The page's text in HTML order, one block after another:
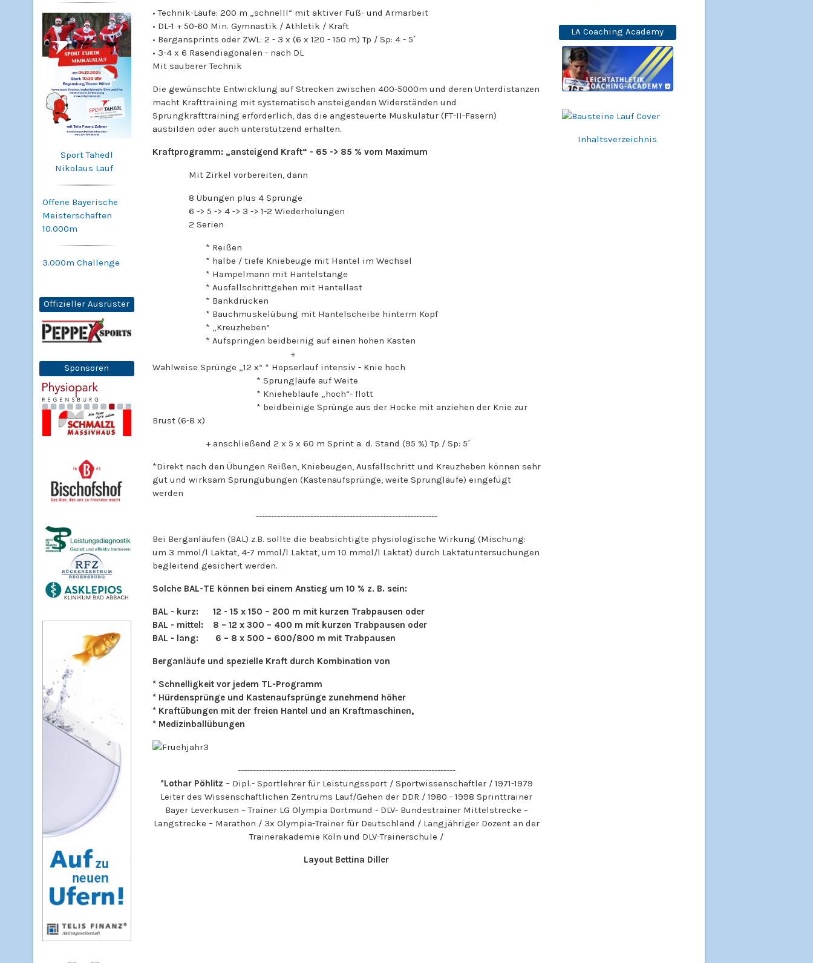
Sport Tahedl
Nikolaus Lauf
Offene Bayerische
Meisterschaften
10.000m
3.000m Challenge
Offizieller Ausrüster
Sponsoren
• Technik-Läufe: 200 m „schnelll“ mit aktiver Fuß- und Armarbeit
• DL-1 + 50-60 Min. Gymnastik / Athletik / Kraft
• Bergansprints oder ZWL: 2 - 3 x (6 x 120 - 150 m) Tp / Sp: 4 - 5´
• 3-4 x 6 Rasendiagonalen - nach DL
Mit sauberer Technik
Die gewünschte Entwicklung auf Strecken zwischen 400-5000m und deren Unterdistanzen
macht Krafttraining mit systematisch ansteigenden Widerständen und
Sprungkrafttraining erforderlich, das die angesteuerte Muskulatur (FT-II-Fasern)
ausbilden oder auch unterstützend erhalten.
Kraftprogramm: „ansteigend Kraft“ - 65 -> 85 % vom Maximum
Mit Zirkel vorbereiten, dann
8 Übungen plus 4 Sprünge
6 -> 5 -> 4 -> 3 -> 1-2 Wiederholungen
2 Serien
* Reißen
* halbe / tiefe Kniebeuge mit Hantel im Wechsel
* Hampelmann mit Hantelstange
* Ausfallschrittgehen mit Hantellast
* Bankdrücken
* Bauchmuskelübung mit Hantelscheibe hinterm Kopf
* „Kreuzheben“
* Aufspringen beidbeinig auf einen hohen Kasten
+
Wahlweise Sprünge „12 x“ * Hopserlauf intensiv - Knie hoch
* Sprungläufe auf Weite
* Kniehebläufe „hoch“- flott
* beidbeinige Sprünge aus der Hocke mit anziehen der Knie zur
Brust (6-8 x)
+ anschließend 2 x 5 x 60 m Sprint a. d. Stand (95 %) Tp / Sp: 5´
*Direkt nach den Übungen Reißen, Kniebeugen, Ausfallschritt und Kreuzheben können sehr
gut und wirksam Sprungübungen (Kastenaufsprünge, weite Sprungläufe) eingefügt
werden
------------------------------------------------------------
Bei Berganläufen (BAL) z.B. sollte die beabsichtigte physiologische Wirkung (Mischung:
um 3 mmol/l Laktat, 4-7 mmol/l Laktat, um 10 mmol/l Laktat) durch Laktatuntersuchungen
begleitend gesichert werden.
Solche BAL-TE können bei einem Anstieg um 10 % z. B. sein:
BAL - kurz: 12 - 15 x 150 – 200 m mit kurzen Trabpausen oder
BAL - mittel: 8 – 12 x 300 – 400 m mit kurzen Trabpausen oder
BAL - lang: 6 – 8 x 500 – 600/800 m mit Trabpausen
Berganläufe und spezielle Kraft durch Kombination von
* Schnelligkeit vor jedem TL-Programm
* Hürdensprünge und Kastenaufsprünge zunehmend höher
* Kraftübungen mit der freien Hantel und an Kraftmaschinen,
* Medizinballübungen
------------------------------------------------------------------------
*Lothar Pöhlitz – Dipl.- Sportlehrer für Leistungssport / Sportwissenschaftler / 1971-1979
Leiter des Wissenschaftlichen Zentrums Lauf/Gehen der DDR / 1980 - 1998 Sprinttrainer
Bayer Leverkusen – Trainer LG Olympia Dortmund - DLV- Bundestrainer Mittelstrecke –
Langstrecke – Marathon / 3x Olympia-Trainer für Deutschland / Langjähriger Dozent an der
Trainerakademie Köln und DLV-Trainerschule /
Layout Bettina Diller
LA Coaching Academy
Inhaltsverzeichnis